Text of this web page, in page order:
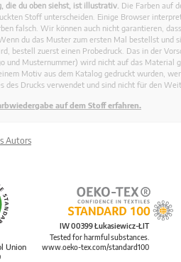
die du oben siehst, ist illustrativ. Die Farben auf
Stoff unterscheiden. Einige Browser
falsch. Wir können auch nicht garantieren,
du das Muster zum ersten Mal bestellst und
bestell zuerst einen Probedruck. Das in der
und Musternummer) wird nicht auf das Material
Motiv aus dem Katalog gedruckt wurden,
des Drucks verwendet und sind nicht für den
auf dem Stoff erfahren.
Autors
Union
IW 00399 Łukasiewicz-ŁIT
Tested for harmful substances.
www.oeko-tex.com/standard100